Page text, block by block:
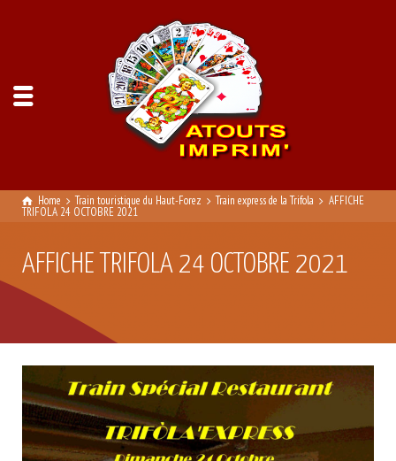
Home Train touristique du Haut-Forez Train express de la Trifola AFFICHE
TRIFOLA 24 OCTOBRE 2021
AFFICHE TRIFOLA 24 OCTOBRE 2021